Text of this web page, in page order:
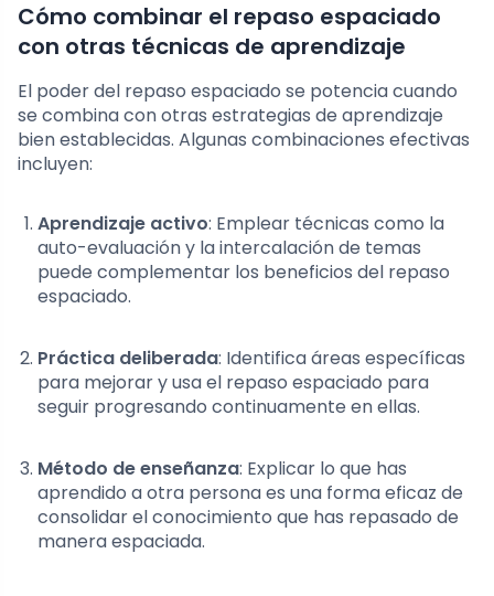
Cómo combinar el repaso espaciado
con otras técnicas de aprendizaje
El poder del repaso espaciado se potencia cuando
se combina con otras estrategias de aprendizaje
bien establecidas. Algunas combinaciones efectivas
incluyen:
Aprendizaje activo: Emplear técnicas como la
auto-evaluación y la intercalación de temas
puede complementar los beneficios del repaso
espaciado.
Práctica deliberada: Identifica áreas específicas
para mejorar y usa el repaso espaciado para
seguir progresando continuamente en ellas.
Método de enseñanza: Explicar lo que has
aprendido a otra persona es una forma eficaz de
consolidar el conocimiento que has repasado de
manera espaciada.